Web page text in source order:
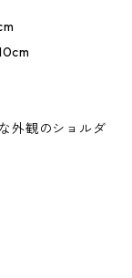
外観のショルダ